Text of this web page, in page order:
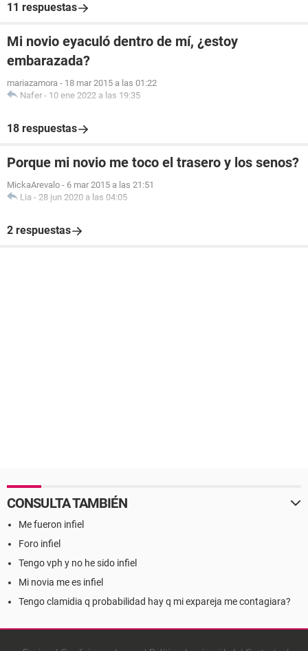
11 respuestas
Mi novio eyaculó dentro de mí, ¿estoy
embarazada?
mariazamora - 18 mar 2015 a las 01:22
Nafer - 10 ene 2022 a las 19:35
18 respuestas
Porque mi novio me toco el trasero y los senos?
MickaArevalo - 6 mar 2015 a las 21:51
Lia - 28 jun 2020 a las 04:05
2 respuestas
CONSULTA TAMBIÉN
Me fueron infiel
Foro infiel
Tengo vph y no he sido infiel
Mi novia me es infiel
Tengo clamidia q probabilidad hay q mi expareja me contagiara?